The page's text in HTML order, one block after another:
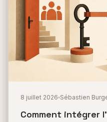
8 juillet 2026 Sébastien
Comment intégrer